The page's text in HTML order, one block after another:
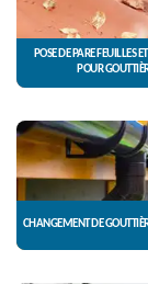
POSE DE PARE FEUILLES
POUR
CHANGEMENT DE